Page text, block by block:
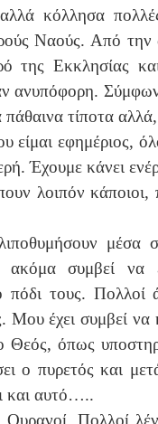
κόλλησα
Ναούς. Από
της Εκκλησίας
ανυπόφορη.
τίποτα
είμαι εφημέριος,
Έχουμε κάνει
λοιπόν κάποιοι,
ακόμα συμβεί
τους. Πολλοί
έχει συμβεί να
όπως
ο πυρετός και
και αυτό…..
Πολλοί